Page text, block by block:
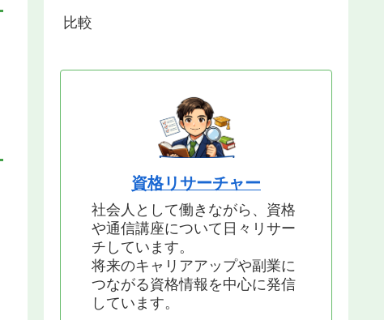
比較
資格リサーチャー
社会人として働きながら、資格
や通信講座について日々リサー
チしています。
将来のキャリアアップや副業に
つながる資格情報を中心に発信
しています。